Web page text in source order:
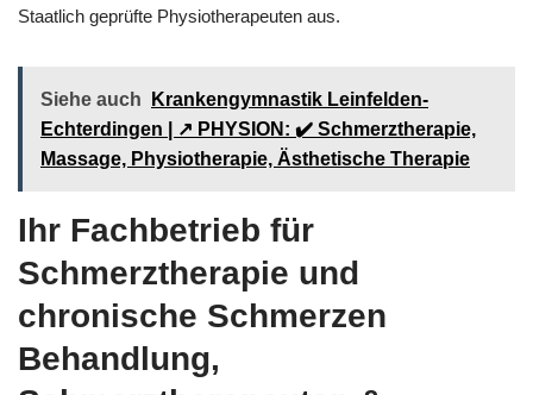
Staatlich geprüfte Physiotherapeuten aus.
Siehe auch
Krankengymnastik Leinfelden-
Echterdingen | ↗️ PHYSION: ✔️ Schmerztherapie,
Massage, Physiotherapie, Ästhetische Therapie
Ihr Fachbetrieb für
Schmerztherapie und
chronische Schmerzen
Behandlung,